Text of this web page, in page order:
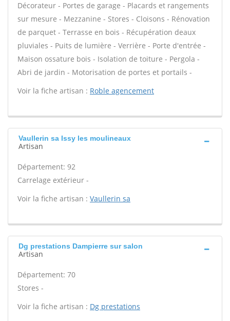
Décorateur - Portes de garage - Placards et rangements
sur mesure - Mezzanine - Stores - Cloisons - Rénovation
de parquet - Terrasse en bois - Récupération deaux
pluviales - Puits de lumière - Verrière - Porte d'entrée -
Maison ossature bois - Isolation de toiture - Pergola -
Abri de jardin - Motorisation de portes et portails -
Voir la fiche artisan : Roble agencement
Vaullerin sa Issy les moulineaux
Artisan
Département: 92
Carrelage extérieur -
Voir la fiche artisan : Vaullerin sa
Dg prestations Dampierre sur salon
Artisan
Département: 70
Stores -
Voir la fiche artisan : Dg prestations